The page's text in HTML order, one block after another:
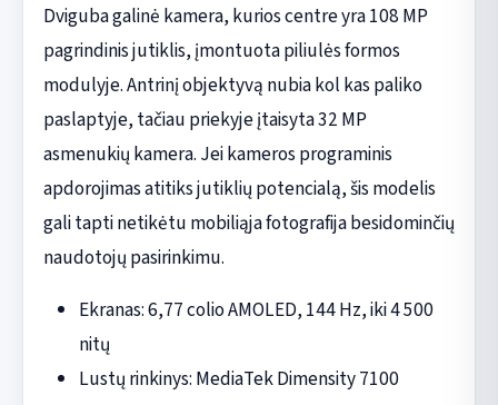
Dviguba galinė kamera, kurios centre yra 108 MP
pagrindinis jutiklis, įmontuota piliulės formos
modulyje. Antrinį objektyvą nubia kol kas paliko
paslaptyje, tačiau priekyje įtaisyta 32 MP
asmenukių kamera. Jei kameros programinis
apdorojimas atitiks jutiklių potencialą, šis modelis
gali tapti netikėtu mobiliąja fotografija besidominčių
naudotojų pasirinkimu.
Ekranas: 6,77 colio AMOLED, 144 Hz, iki 4 500
nitų
Lustų rinkinys: MediaTek Dimensity 7100